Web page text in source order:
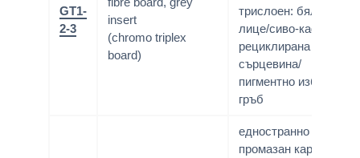
GT1-
2-3
insert
(chromo triplex
board)
трислоен: бяло
лице/сиво-кафява
рециклирана
сърцевина/
пигментно избелен
гръб
едностранно
промазан картон;